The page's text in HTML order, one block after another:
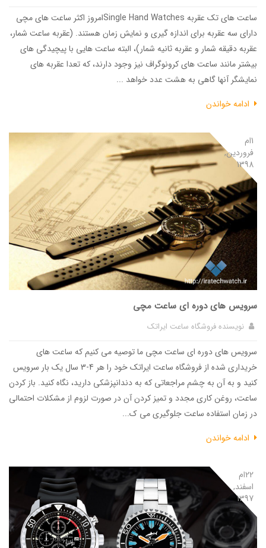
ساعت های تک عقربه Single Hand Watchesامروز اکثر ساعت های مچی
دارای سه عقربه برای اندازه گیری و نمایش زمان هستند. (عقربه ساعت شمار،
عقربه دقیقه شمار و عقربه ثانیه شمار)، البته ساعت هایی با پیچیدگی های
بیشتر مانند ساعت های کرونوگراف نیز وجود دارند، که تعدا عقربه های
نمایشگر آنها گاهی به هشت عدد خواهد ...
ادامه خواندن
1ام
فروردین,
1398
سرویس های دوره ای ساعت مچی
نویسندهفروشگاه ساعت ایراتک
سرویس های دوره ای ساعت مچی ما توصیه می کنیم که ساعت های
خریداری شده از فروشگاه ساعت ایراتک خود را هر 4-3 سال یک بار سرویس
کنید و به آن به چشم مراجعاتی که به دندانپزشکی دارید، نگاه کنید. باز کردن
ساعت، روغن کاری مجدد و تمیز کردن آن در صورت لزوم از مشکلات احتمالی
در زمان استفاده ساعت جلوگیری می ک...
ادامه خواندن
22ام
اسفند,
1397